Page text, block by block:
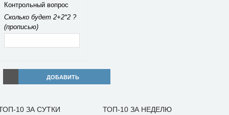
Контрольный вопрос
Сколько будет 2+2*2 ?
(прописью)
ДОБАВИТЬ
10 ЗА СУТКИ
ТОП-10 ЗА НЕДЕЛЮ